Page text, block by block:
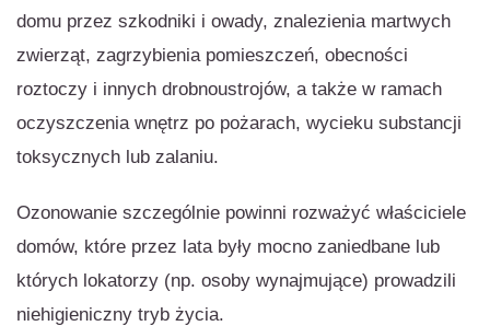
domu przez szkodniki i owady, znalezienia martwych
zwierząt, zagrzybienia pomieszczeń, obecności
roztoczy i innych drobnoustrojów, a także w ramach
oczyszczenia wnętrz po pożarach, wycieku substancji
toksycznych lub zalaniu.
Ozonowanie szczególnie powinni rozważyć właściciele
domów, które przez lata były mocno zaniedbane lub
których lokatorzy (np. osoby wynajmujące) prowadzili
niehigieniczny tryb życia.